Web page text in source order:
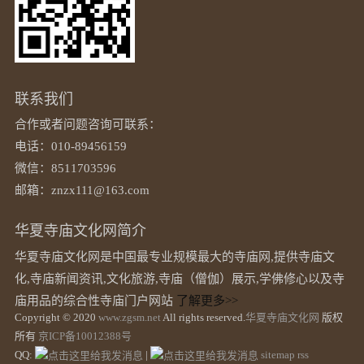
联系我们
合作或者问题咨询可联系：
电话：010-89456159
微信：8511703596
邮箱：znzx111@163.com
华夏寺庙文化网简介
华夏寺庙文化网是中国最专业规模最大的寺庙网,提供寺庙文
化,寺庙新闻资讯,文化旅游,寺庙（僧伽）展示,学佛修心以及寺
庙用品的综合性寺庙门户网站
了解更多>>
Copyright © 2020 www.zgsm.net All rights reserved. 华夏寺庙文化网 版权
所有 京ICP备10012388号
QQ:
| sitemap rss